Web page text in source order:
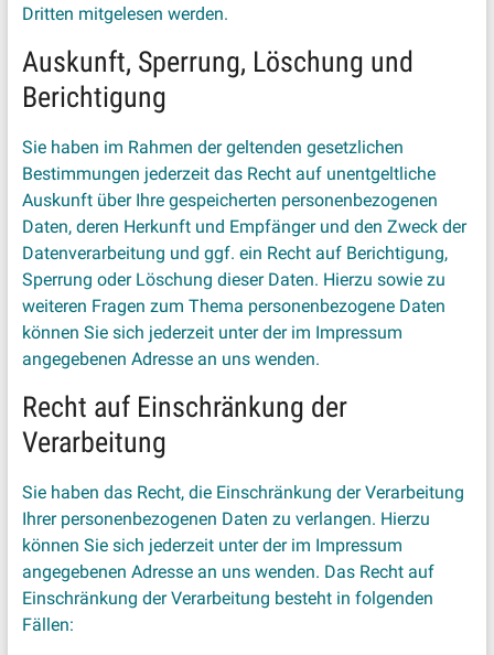
Dritten mitgelesen werden.
Auskunft, Sperrung, Löschung und
Berichtigung
Sie haben im Rahmen der geltenden gesetzlichen
Bestimmungen jederzeit das Recht auf unentgeltliche
Auskunft über Ihre gespeicherten personenbezogenen
Daten, deren Herkunft und Empfänger und den Zweck der
Datenverarbeitung und ggf. ein Recht auf Berichtigung,
Sperrung oder Löschung dieser Daten. Hierzu sowie zu
weiteren Fragen zum Thema personenbezogene Daten
können Sie sich jederzeit unter der im Impressum
angegebenen Adresse an uns wenden.
Recht auf Einschränkung der
Verarbeitung
Sie haben das Recht, die Einschränkung der Verarbeitung
Ihrer personenbezogenen Daten zu verlangen. Hierzu
können Sie sich jederzeit unter der im Impressum
angegebenen Adresse an uns wenden. Das Recht auf
Einschränkung der Verarbeitung besteht in folgenden
Fällen: